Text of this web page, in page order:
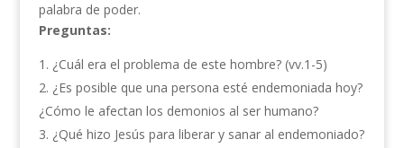
palabra de poder.
Preguntas:
¿Cuál era el problema de este hombre? (vv.1-5)
¿Es posible que una persona esté endemoniada hoy?
¿Cómo le afectan los demonios al ser humano?
¿Qué hizo Jesús para liberar y sanar al endemoniado?